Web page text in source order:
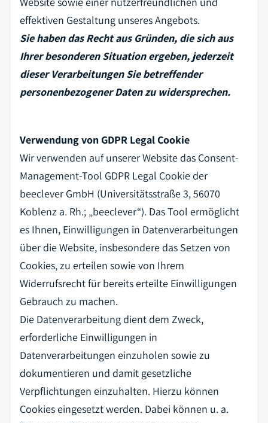
effektiven Gestaltung unseres Angebots.
Sie haben das Recht aus Gründen, die sich aus
Ihrer besonderen Situation ergeben, jederzeit
dieser Verarbeitungen Sie betreffender
personenbezogener Daten zu widersprechen.
Verwendung von GDPR Legal Cookie
Wir verwenden auf unserer Website das Consent-
Management-Tool GDPR Legal Cookie der
beeclever GmbH (Universitätsstraße 3, 56070
Koblenz a. Rh.; „beeclever“). Das Tool ermöglicht
es Ihnen, Einwilligungen in Datenverarbeitungen
über die Website, insbesondere das Setzen von
Cookies, zu erteilen sowie von Ihrem
Widerrufsrecht für bereits erteilte Einwilligungen
Gebrauch zu machen.
Die Datenverarbeitung dient dem Zweck,
erforderliche Einwilligungen in
Datenverarbeitungen einzuholen sowie zu
dokumentieren und damit gesetzliche
Verpflichtungen einzuhalten. Hierzu können
Cookies eingesetzt werden. Dabei können u. a.